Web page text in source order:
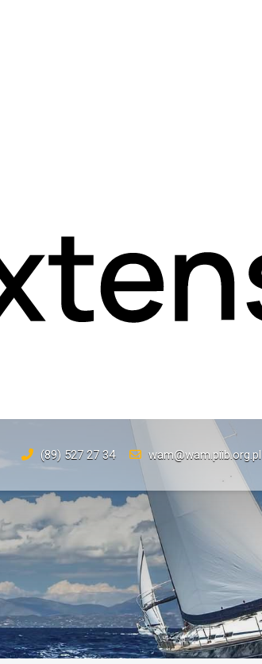
(89) 527 27 34 wam@wam.piib.org.pl